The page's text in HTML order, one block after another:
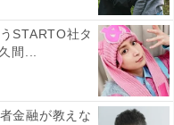
STARTO社タ
間...
金融が教えな